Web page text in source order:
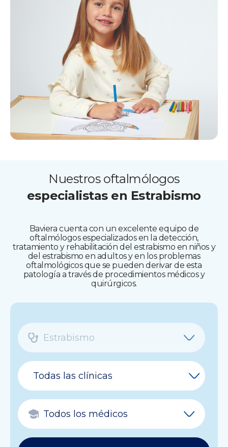
Nuestros oftalmólogos
especialistas en Estrabismo
Baviera cuenta con un excelente equipo de
oftalmólogos especializados en la detección,
tratamiento y rehabilitación del estrabismo en niños y
del estrabismo en adultos y en los problemas
oftalmológicos que se pueden derivar de esta
patología a través de procedimientos médicos y
quirúrgicos.